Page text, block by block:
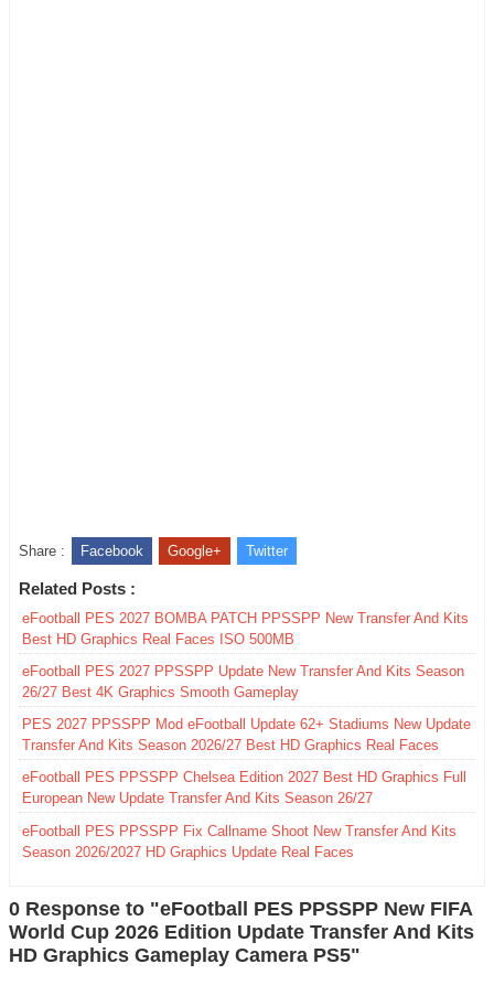
Share : Facebook Google+ Twitter
Related Posts :
eFootball PES 2027 BOMBA PATCH PPSSPP New Transfer And Kits
Best HD Graphics Real Faces ISO 500MB
eFootball PES 2027 PPSSPP Update New Transfer And Kits Season
26/27 Best 4K Graphics Smooth Gameplay
PES 2027 PPSSPP Mod eFootball Update 62+ Stadiums New Update
Transfer And Kits Season 2026/27 Best HD Graphics Real Faces
eFootball PES PPSSPP Chelsea Edition 2027 Best HD Graphics Full
European New Update Transfer And Kits Season 26/27
eFootball PES PPSSPP Fix Callname Shoot New Transfer And Kits
Season 2026/2027 HD Graphics Update Real Faces
0 Response to "eFootball PES PPSSPP New FIFA
World Cup 2026 Edition Update Transfer And Kits
HD Graphics Gameplay Camera PS5"